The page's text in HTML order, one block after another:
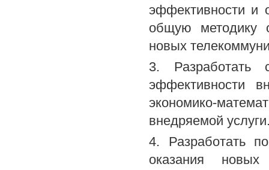
эффективности и
общую методику
новых
3. Разработать
эффективности
экономико-
внедряемой
4. Разработать
оказания